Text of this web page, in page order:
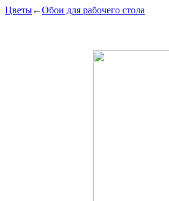
Цветы←Обои для рабочего стола